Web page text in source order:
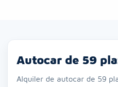
Autocar de 59
Alquiler de autocar de 59